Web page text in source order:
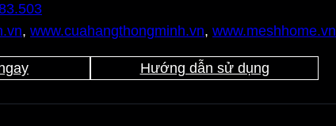
, www.cuahangthongminh.vn, www.meshhome.vn
Hướng dẫn sử dụng